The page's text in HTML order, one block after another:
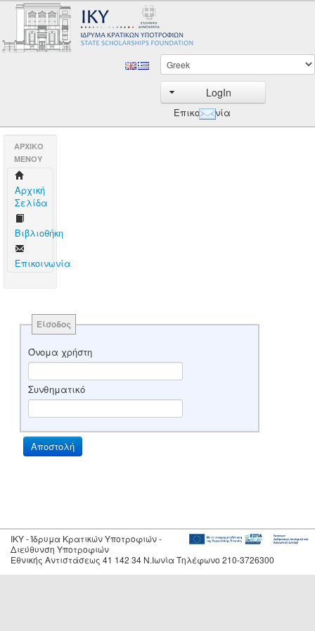
LogIn
Επικοινωνία
AΡΧΙΚΟ
ΜΕΝΟΥ
Aρχική
Σελίδα
Βιβλιοθήκη
Επικοινωνία
Είσοδος
Όνομα χρήστη
Συνθηματικό
IKY - Ίδρυμα Κρατικών Υποτροφιών -
Διεύθυνση Υποτροφιών
Εθνικής Αντιστάσεως 41 142 34 Ν.Ιωνία Τηλέφωνο 210-3726300